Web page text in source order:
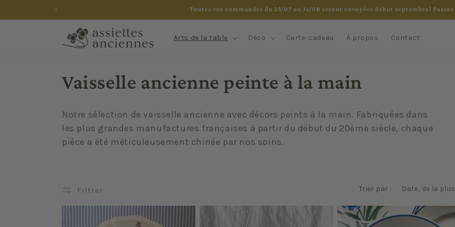
au
Toutes vos commandes du 23/07 au 31/08 seront envoyées début septembre!
Arts de la table Déco Carte-cadeau À propos Contact
C
o
l
e
c
Vaisselle ancienne peinte à la main
Notre sélection de vaisselle ancienne avec décors peints à la main. Fabriquées dans
les plus grandes manufactures françaises à partir du début du 20ème siècle, chaque
pièce a été méticuleusement chinée par nos soins.
Filtrer Trier par :